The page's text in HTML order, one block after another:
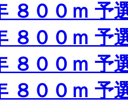
８００ｍ 予
８００ｍ 予
８００ｍ 予
８００ｍ 予